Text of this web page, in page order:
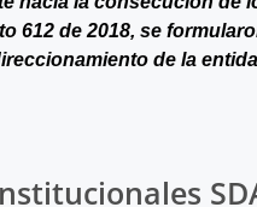
612 de 2018, se
de la